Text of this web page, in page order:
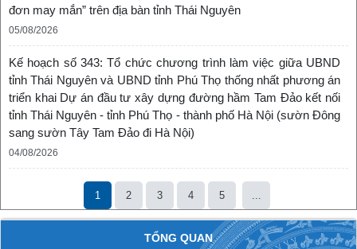
đơn may mắn” trên địa bàn tỉnh Thái Nguyên
05/08/2026
Kế hoạch số 343: Tổ chức chương trình làm việc giữa UBND
tỉnh Thái Nguyên và UBND tỉnh Phú Thọ thống nhất phương án
triển khai Dự án đầu tư xây dựng đường hầm Tam Đảo kết nối
tỉnh Thái Nguyên - tỉnh Phú Thọ - thành phố Hà Nội (sườn Đông
sang sườn Tây Tam Đảo đi Hà Nội)
04/08/2026
1 2 3 4 5 ...
TỔNG QUAN